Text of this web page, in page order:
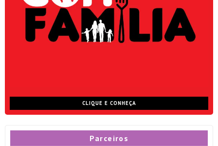
CLIQUE E CONHEÇA
Parceiros